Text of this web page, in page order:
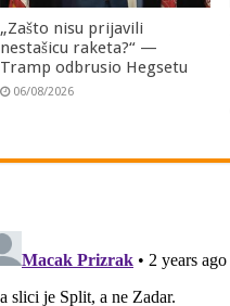
„Zašto nisu prijavili
nestašicu raketa?“ —
Tramp odbrusio Hegsetu
06/08/2026